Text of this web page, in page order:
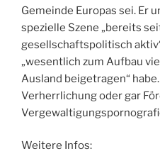
Gemeinde Europas sei. Er
spezielle Szene „bereits
gesellschaftspolitisch
„wesentlich zum Aufbau
Ausland beigetragen“
Verherrlichung oder gar
Weitere Infos: